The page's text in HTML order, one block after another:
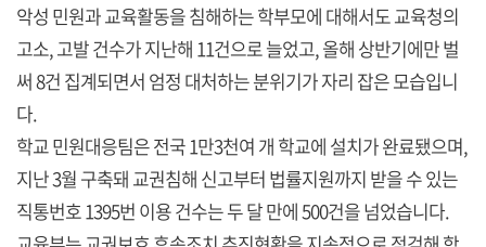
악성 민원과 교육활동을 침해하는 학부모에 대해서도 교육청의
고소, 고발 건수가 지난해 11건으로 늘었고, 올해 상반기에만 벌
써 8건 집계되면서 엄정 대처하는 분위기가 자리 잡은 모습입니
다.
학교 민원대응팀은 전국 1만3천여 개 학교에 설치가 완료됐으며,
지난 3월 구축돼 교권침해 신고부터 법률지원까지 받을 수 있는
직통번호 1395번 이용 건수는 두 달 만에 500건을 넘었습니다.